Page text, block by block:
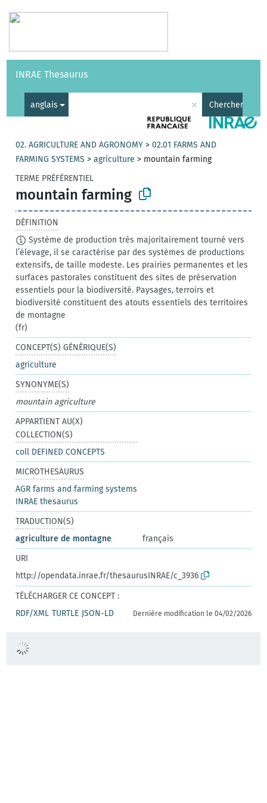
Vocabulaires API
INRAE Thesaurus
anglais × Chercher
02. AGRICULTURE AND AGRONOMY >02.01 FARMS AND
FARMING SYSTEMS >agriculture > mountain farming
TERME PRÉFÉRENTIEL
mountain farming
DÉFINITION
Système de production très majoritairement tourné vers
l’élevage, il se caractérise par des systèmes de productions
extensifs, de taille modeste. Les prairies permanentes et les
surfaces pastorales constituent des sites de préservation
essentiels pour la biodiversité. Paysages, terroirs et
biodiversité constituent des atouts essentiels des territoires
de montagne
(fr)
CONCEPT(S) GÉNÉRIQUE(S)
agriculture
SYNONYME(S)
mountain agriculture
APPARTIENT AU(X)
COLLECTION(S)
coll DEFINED CONCEPTS
MICROTHESAURUS
AGR farms and farming systems
INRAE thesaurus
TRADUCTION(S)
agriculture de montagne
français
URI
http://opendata.inrae.fr/thesaurusINRAE/c_3936
TÉLÉCHARGER CE CONCEPT :
RDF/XML TURTLE JSON-LD Dernière modification le 04/02/2026